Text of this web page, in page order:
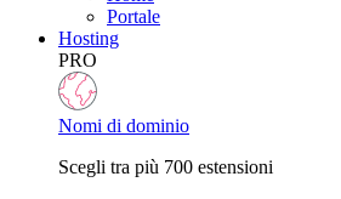
Portale
Hosting
PRO
Nomi di dominio
Scegli tra più 700 estensioni